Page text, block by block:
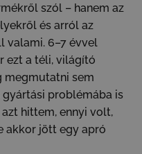
szól – hanem az
és arról az
valami. 6–7 évvel
ezt a téli, világító
megmutatni sem
gyártási problémába is
hittem, ennyi volt,
akkor jött egy apró